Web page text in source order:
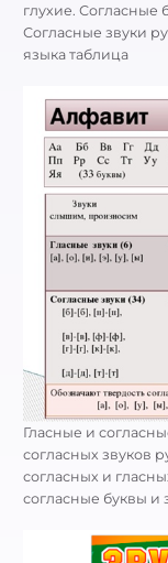
глухие. Согласные
Согласные звуки
языка таблица
Гласные и
согласных звуков
согласных и
согласные буквы и